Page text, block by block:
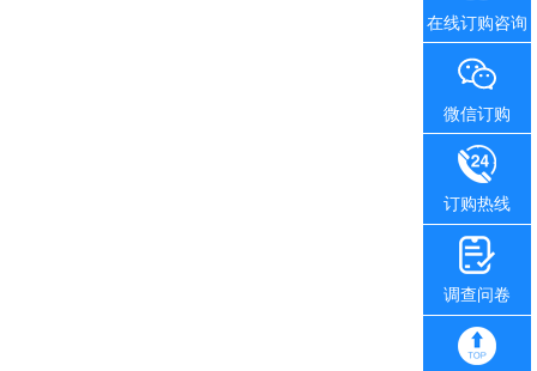
在线订购咨询
微信订购
订购热线
调查问卷